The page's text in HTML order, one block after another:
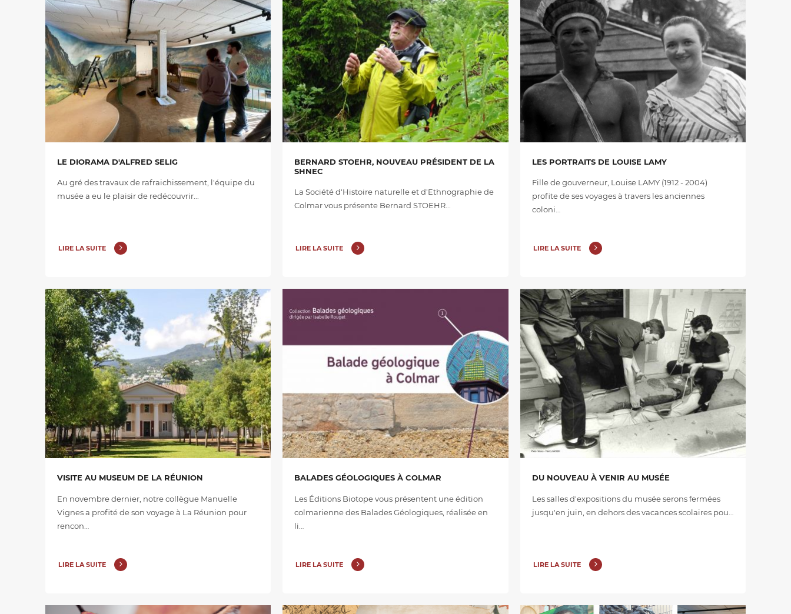
LE DIORAMA D'ALFRED SELIG
Au gré des travaux de rafraichissement, l'équipe du
musée a eu le plaisir de redécouvrir...
LIRE LA SUITE
BERNARD STOEHR, NOUVEAU PRÉSIDENT DE LA
SHNEC
La Société d'Histoire naturelle et d'Ethnographie de
Colmar vous présente Bernard STOEHR...
LIRE LA SUITE
LES PORTRAITS DE LOUISE LAMY
Fille de gouverneur, Louise LAMY (1912 - 2004)
profite de ses voyages à travers les anciennes
coloni…
LIRE LA SUITE
VISITE AU MUSEUM DE LA RÉUNION
En novembre dernier, notre collègue Manuelle
Vignes a profité de son voyage à La Réunion pour
rencon…
LIRE LA SUITE
BALADES GÉOLOGIQUES À COLMAR
Les Éditions Biotope vous présentent une édition
colmarienne des Balades Géologiques, réalisée en
li…
LIRE LA SUITE
DU NOUVEAU À VENIR AU MUSÉE
Les salles d'expositions du musée serons fermées
jusqu'en juin, en dehors des vacances scolaires pou…
LIRE LA SUITE